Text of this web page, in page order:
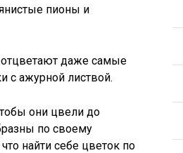
пионы и
даже самые
с ажурной листвой.
они цвели до
по своему
найти себе цветок по